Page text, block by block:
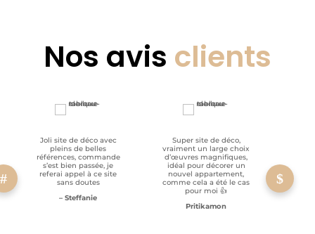
Nos avis clients
Joli site de déco avec
pleins de belles
références, commande
s’est bien passée, je
referai appel à ce site
sans doutes
– Steffanie
Super site de déco,
vraiment un large choix
d’œuvres magnifiques,
idéal pour décorer un
nouvel appartement,
comme cela a été le cas
pour moi 👍
Pritikamon